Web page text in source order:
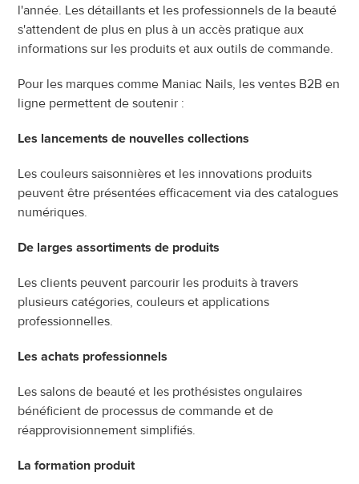
l'année. Les détaillants et les professionnels de la beauté
s'attendent de plus en plus à un accès pratique aux
informations sur les produits et aux outils de commande.
Pour les marques comme Maniac Nails, les ventes B2B en
ligne permettent de soutenir :
Les lancements de nouvelles collections
Les couleurs saisonnières et les innovations produits
peuvent être présentées efficacement via des catalogues
numériques.
De larges assortiments de produits
Les clients peuvent parcourir les produits à travers
plusieurs catégories, couleurs et applications
professionnelles.
Les achats professionnels
Les salons de beauté et les prothésistes ongulaires
bénéficient de processus de commande et de
réapprovisionnement simplifiés.
La formation produit